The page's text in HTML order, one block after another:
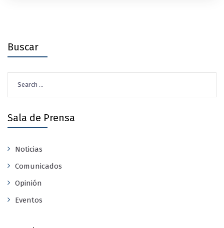
Buscar
for:
Sala de Prensa
Noticias
Comunicados
Opinión
Eventos